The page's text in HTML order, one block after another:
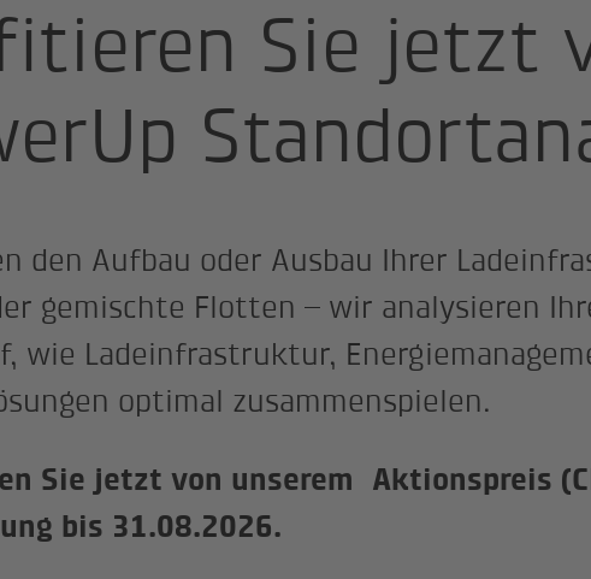
Sie jetzt
den Aufbau oder Ausbau Ihrer
gemischte Flotten – wir analysieren
wie Ladeinfrastruktur,
optimal zusammenspielen.
Sie jetzt von unserem Aktionspreis
bis 31.08.2026.